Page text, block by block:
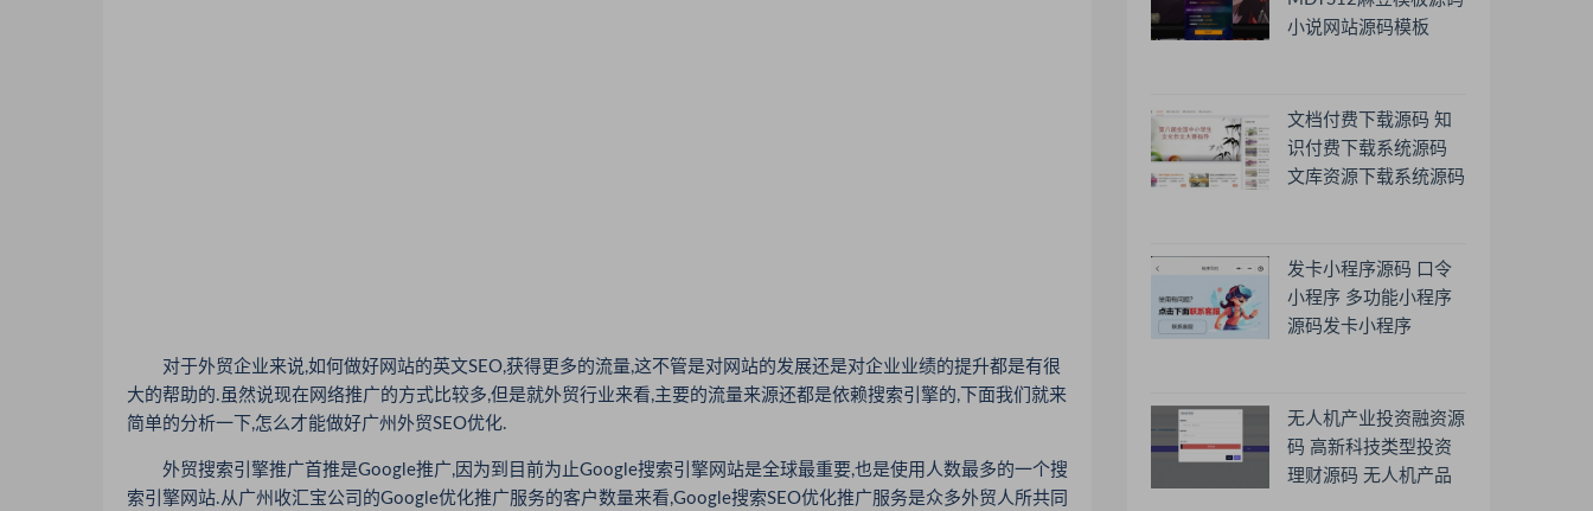
对于外贸企业来说,如何做好网站的英文SEO,获得更多的流量,这不管是对网站的发展还是对企业业绩的提升都是有很
大的帮助的.虽然说现在网络推广的方式比较多,但是就外贸行业来看,主要的流量来源还都是依赖搜索引擎的,下面我们就来
简单的分析一下,怎么才能做好广州外贸SEO优化.
外贸搜索引擎推广首推是Google推广,因为到目前为止Google搜索引擎网站是全球最重要,也是使用人数最多的一个搜
索引擎网站.从广州收汇宝公司的Google优化推广服务的客户数量来看,Google搜索SEO优化推广服务是众多外贸人所共同
小说网站源码模板
文档付费下载源码 知
识付费下载系统源码
文库资源下载系统源码
发卡小程序源码 口令
小程序 多功能小程序
源码发卡小程序
无人机产业投资融资源
码 高新科技类型投资
理财源码 无人机产品